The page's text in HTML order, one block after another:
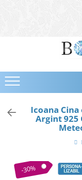
Bijuterii
Cercei
Bratari
Coliere
Destinatari
Bijuterii Femei
Icoana Cina
Argint 925
-30%